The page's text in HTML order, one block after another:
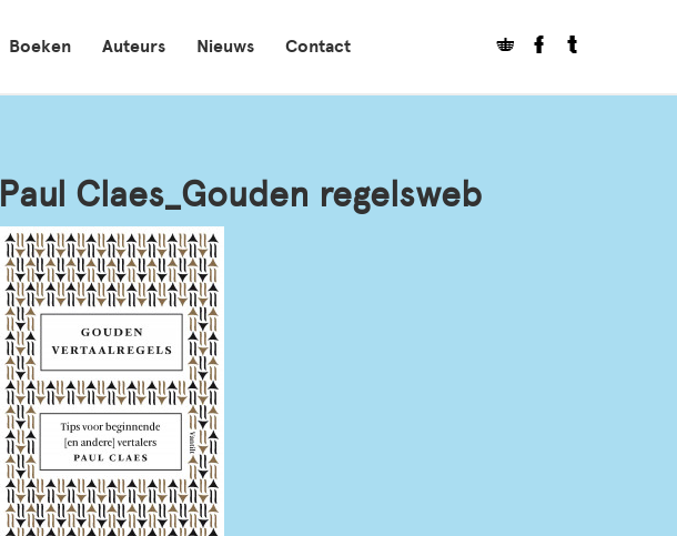
Boeken Auteurs Nieuws Contact
Paul Claes_Gouden regelsweb